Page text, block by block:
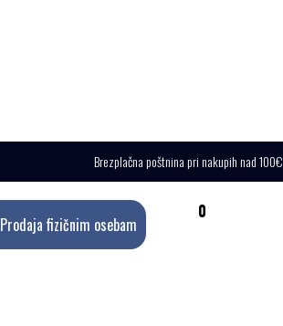
Brezplačna poštnina pri nakupih nad 100€
Prodaja fizičnim osebam
0